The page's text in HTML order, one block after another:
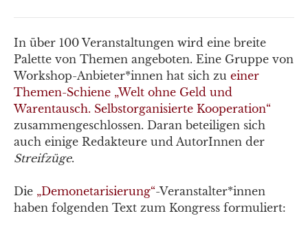
In über 100 Veranstaltungen wird eine breite
Palette von Themen angeboten. Eine Gruppe von
Workshop-Anbieter*innen hat sich zu einer
Themen-Schiene „Welt ohne Geld und
Warentausch. Selbstorganisierte Kooperation“
zusammengeschlossen. Daran beteiligen sich
auch einige Redakteure und AutorInnen der
Streifzüge.
Die „Demonetarisierung“-Veranstalter*innen
haben folgenden Text zum Kongress formuliert: